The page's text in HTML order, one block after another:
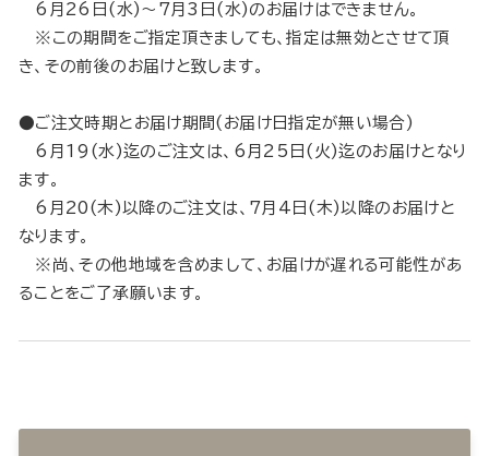
6月26日(水)～7月3日(水)のお届けはできません。
※この期間をご指定頂きましても、指定は無効とさせて頂
き、その前後のお届けと致します。
●ご注文時期とお届け期間(お届け日指定が無い場合)
6月19(水)迄のご注文は、6月25日(火)迄のお届けとなり
ます。
6月20(木)以降のご注文は、7月4日(木)以降のお届けと
なります。
※尚、その他地域を含めまして、お届けが遅れる可能性があ
ることをご了承願います。